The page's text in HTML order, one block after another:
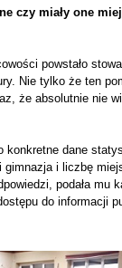
czy miały one
powstało
Nie tylko że ten
że absolutnie nie
konkretne dane
i liczbę
podała mu
do informacji